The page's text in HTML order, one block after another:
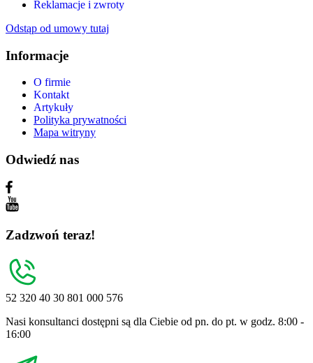
Reklamacje i zwroty
Odstąp od umowy tutaj
Informacje
O firmie
Kontakt
Artykuły
Polityka prywatności
Mapa witryny
Odwiedź nas
Zadzwoń teraz!
52 320 40 30 801 000 576
Nasi konsultanci dostępni są dla Ciebie od pn. do pt. w godz. 8:00 -
16:00